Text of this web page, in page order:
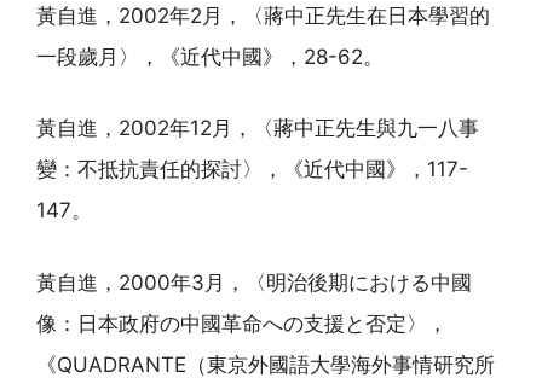
黃自進，2002年2月，〈蔣中正先生在日本學習的
一段歲月〉，《近代中國》，28-62。
黃自進，2002年12月，〈蔣中正先生與九一八事
變：不抵抗責任的探討〉，《近代中國》，117-
147。
黃自進，2000年3月，〈明治後期における中國
像：日本政府の中國革命への支援と否定〉，
《QUADRANTE（東京外國語大學海外事情研究所